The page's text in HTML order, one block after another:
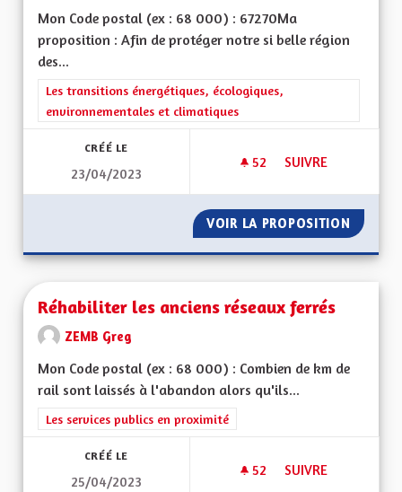
Mon Code postal (ex : 68 000) : 67270Ma
proposition : Afin de protéger notre si belle région
des...
Filtrer les résultats de la catégorie : Les transitions
Les transitions énergétiques, écologiques,
environnementales et climatiques
CRÉÉ LE
23/04/2023
52 52 ABONNÉS
SUIVRE
VOIR LA PROPOSITION
Réhabiliter les anciens réseaux ferrés
ZEMB Greg
Mon Code postal (ex : 68 000) : Combien de km de
rail sont laissés à l'abandon alors qu'ils...
Filtrer les résultats de la catégorie : Les services publics en
Les services publics en proximité
CRÉÉ LE
25/04/2023
52 52 ABONNÉS
SUIVRE